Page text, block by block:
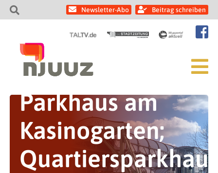
Newsletter-Abo Beitrag schreiben
Parkhaus am
Kasinogarten;